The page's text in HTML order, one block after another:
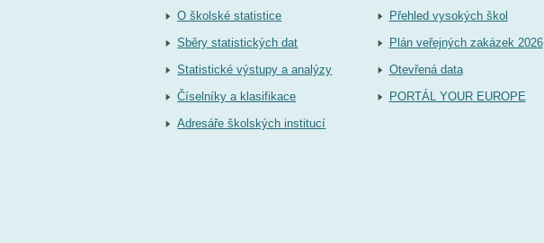
O školské statistice
Sběry statistických dat
Statistické výstupy a analýzy
Číselníky a klasifikace
Adresáře školských institucí
Přehled vysokých škol
Plán veřejných zakázek 2026
Otevřená data
PORTÁL YOUR EUROPE